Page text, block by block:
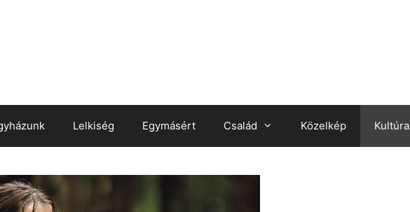
Lelkiség Egymásért Család Közelkép Kultúra